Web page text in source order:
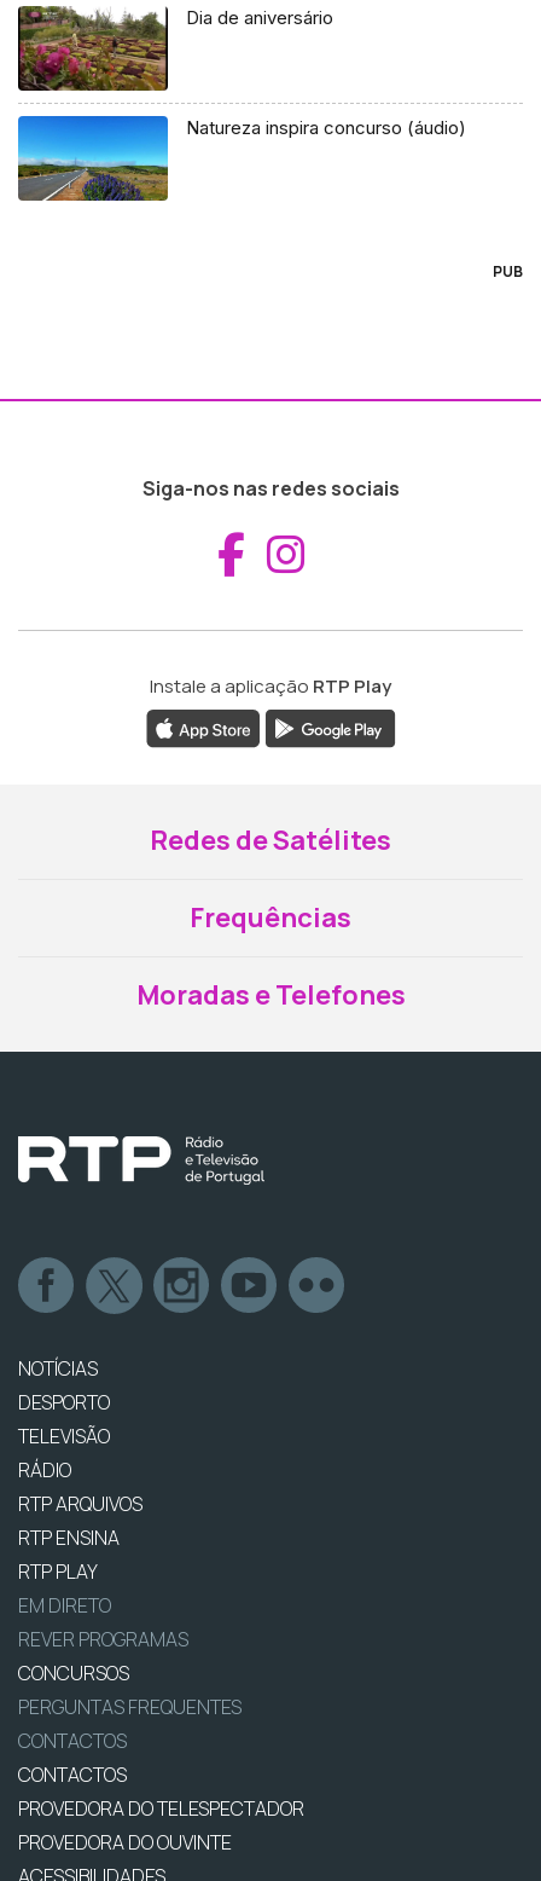
Dia de aniversário
Natureza inspira concurso (áudio)
PUB
Siga-nos nas redes sociais
Aceder ao
Instale a aplicação RTP Play
Redes de Satélites
Frequências
Moradas e Telefones
NOTÍCIAS
DESPORTO
TELEVISÃO
RÁDIO
RTP ARQUIVOS
RTP ENSINA
RTP PLAY
EM DIRETO
REVER PROGRAMAS
CONCURSOS
PERGUNTAS FREQUENTES
CONTACTOS
CONTACTOS
PROVEDORA DO TELESPECTADOR
PROVEDORA DO OUVINTE